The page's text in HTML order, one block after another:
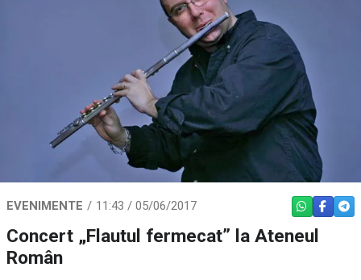
EVENIMENTE 11:43 / 05/06/2017 WHATSAPP
Concert „Flautul fermecat” la Ateneul
Român